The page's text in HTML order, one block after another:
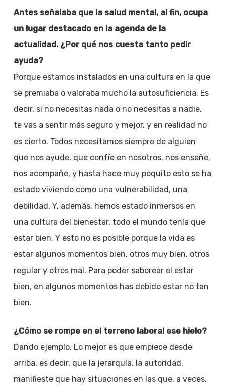
Antes señalaba que la salud mental, al fin, ocupa
un lugar destacado en la agenda de la
actualidad. ¿Por qué nos cuesta tanto pedir
ayuda?
Porque estamos instalados en una cultura en la que
se premiaba o valoraba mucho la autosuficiencia. Es
decir, si no necesitas nada o no necesitas a nadie,
te vas a sentir más seguro y mejor, y en realidad no
es cierto. Todos necesitamos siempre de alguien
que nos ayude, que confíe en nosotros, nos enseñe,
nos acompañe, y hasta hace muy poquito esto se ha
estado viviendo como una vulnerabilidad, una
debilidad. Y, además, hemos estado inmersos en
una cultura del bienestar, todo el mundo tenía que
estar bien. Y esto no es posible porque la vida es
estar algunos momentos bien, otros muy bien, otros
regular y otros mal. Para poder saborear el estar
bien, en algunos momentos has debido estar no tan
bien.
¿Cómo se rompe en el terreno laboral ese hielo?
Dando ejemplo. Lo mejor es que empiece desde
arriba, es decir, que la jerarquía, la autoridad,
manifieste que hay situaciones en las que, a veces,